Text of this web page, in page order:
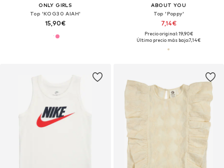
ONLY GIRLS
Top 'KOG30 AIAH'
15,90€
ABOUT YOU
Top 'Poppy'
7,14€
Precio original: 19,90€
Último precio más bajo:7,14€